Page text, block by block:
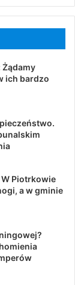
Żądamy
ich bardzo
Piotrkowie
a w gminie